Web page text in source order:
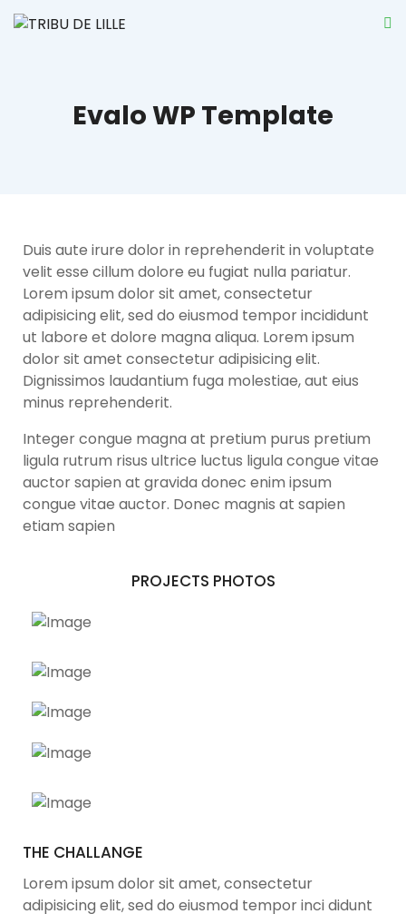
Evalo WP Template
Duis aute irure dolor in reprehenderit in voluptate
velit esse cillum dolore eu fugiat nulla pariatur.
Lorem ipsum dolor sit amet, consectetur
adipisicing elit, sed do eiusmod tempor incididunt
ut labore et dolore magna aliqua. Lorem ipsum
dolor sit amet consectetur adipisicing elit.
Dignissimos laudantium fuga molestiae, aut eius
minus reprehenderit.
Integer congue magna at pretium purus pretium
ligula rutrum risus ultrice luctus ligula congue vitae
auctor sapien at gravida donec enim ipsum
congue vitae auctor. Donec magnis at sapien
etiam sapien
PROJECTS PHOTOS
THE CHALLANGE
Lorem ipsum dolor sit amet, consectetur
adipisicing elit, sed do eiusmod tempor inci didunt